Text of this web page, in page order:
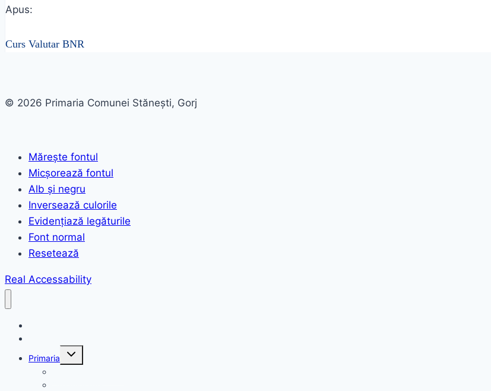
Apus:
Curs Valutar BNR
© 2026 Primaria Comunei Stănești, Gorj
Mărește fontul
Micșorează fontul
Alb și negru
Inversează culorile
Evidențiază legăturile
Font normal
Resetează
Real Accessability
Primaria
Toggle
child